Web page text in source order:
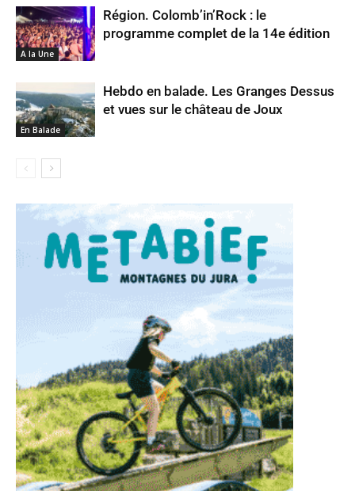
A la Une
Région. Colomb’in’Rock : le
programme complet de la 14e édition
En Balade
Hebdo en balade. Les Granges Dessus
et vues sur le château de Joux